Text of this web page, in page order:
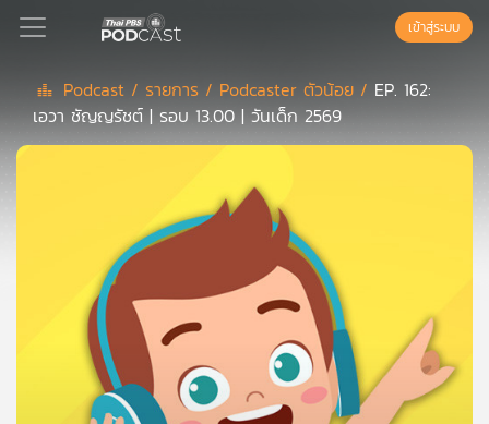
Podcast
เข้าสู่ระบบ
Podcast / รายการ / Podcaster ตัวน้อย / EP. 162:
เอวา ชัญญรัชต์ | รอบ 13.00 | วันเด็ก 2569